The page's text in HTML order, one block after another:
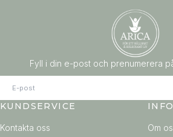
Fyll i din e-post och prenumerera
KUNDSERVICE
Kontakta oss Om